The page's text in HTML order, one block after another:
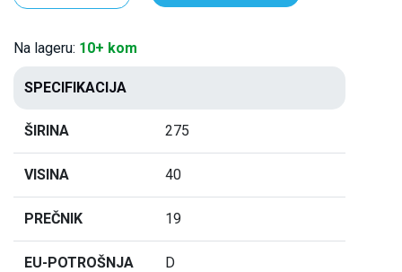
Na lageru: 10+ kom
SPECIFIKACIJA
ŠIRINA 275
VISINA 40
PREČNIK 19
EU-POTROŠNJA D